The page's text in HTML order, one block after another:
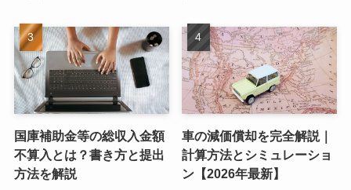
国庫補助金等の総収入金額
不算入とは？書き方と提出
方法を解説
車の減価償却を完全解説｜
計算方法とシミュレーショ
ン【2026年最新】